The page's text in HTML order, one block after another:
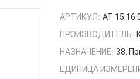
АРТИКУЛ: АТ
ПРОИЗВОДИТЕЛЬ:
НАЗНАЧЕНИЕ: 38.
ЕДИНИЦА